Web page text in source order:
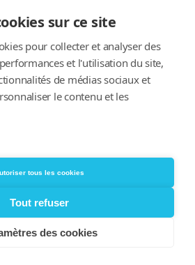
sur ce site
pour collecter et analyser des
et l'utilisation du site,
de médias sociaux et
le contenu et les
tous les cookies
Tout refuser
des cookies